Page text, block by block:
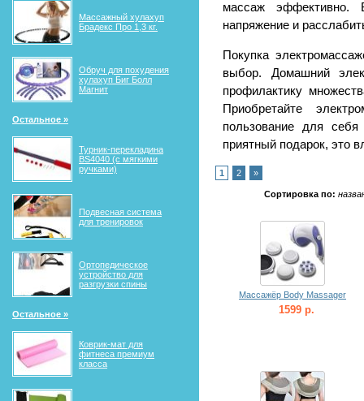
Массажный хулахуп
Брадекс Про 1,3 кг.
Обруч для похудения
хулахуп Биг Болл
Магнит
Остальное »
Турник-перекладина
BS4040 (с мягкими
ручками)
Подвесная система
для тренировок
Ортопедическое
устройство для
разгрузки спины
Остальное »
Коврик-мат для
фитнеса премиум
класса
массаж эффективно.
напряжение и
Покупка
выбор. Домашний
профилактику
Приобретайте
пользование для
приятный подарок, это
1 2 »
Сортировка по:
Массажёр Body Massager
1599 р.